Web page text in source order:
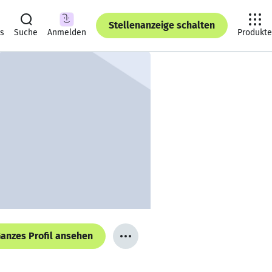
Suche Anmelden
Stellenanzeige schalten
Produkte
Profil ansehen